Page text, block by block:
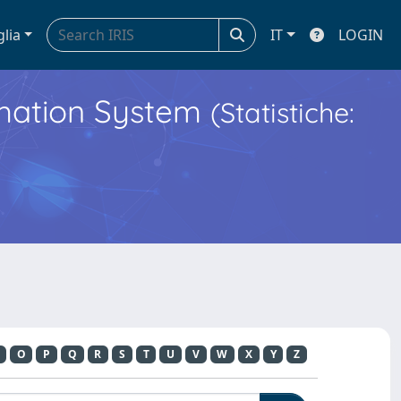
IT LOGIN
System (Statistiche:
O P Q R S T U V W X Y Z